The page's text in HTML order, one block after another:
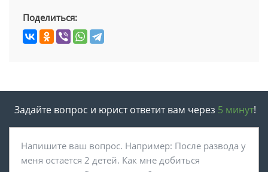
Поделиться:
Задайте вопрос и юрист ответит вам через 5 минут!